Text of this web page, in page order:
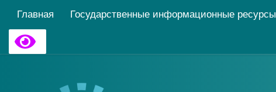
Главная Государственные информационные ресурсы